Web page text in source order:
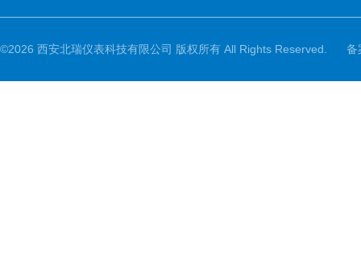
©2026 西安北瑞仪表科技有限公司 版权所有 All Rights Reserved. 备